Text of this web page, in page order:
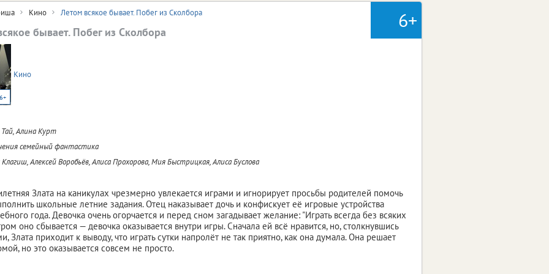
6+
Кино Летом всякое бывает. Побег из Сколбора
бывает. Побег из Сколбора
6+
Кино
Тай, Алина Курт
семейный фантастика
Клагиш, Алексей Воробьёв, Алиса Прохорова, Мия Быстрицкая, Алиса Буслова
Злата на каникулах чрезмерно увлекается играми и игнорирует просьбы родителей помочь
школьные летние задания. Отец наказывает дочь и конфискует её игровые устройства
года. Девочка очень огорчается и перед сном загадывает желание: "Играть всегда без всяких
оно сбывается — девочка оказывается внутри игры. Сначала ей всё нравится, но, столкнувшись
Злата приходит к выводу, что играть сутки напролёт не так приятно, как она думала. Она решает
но это оказывается совсем не просто.